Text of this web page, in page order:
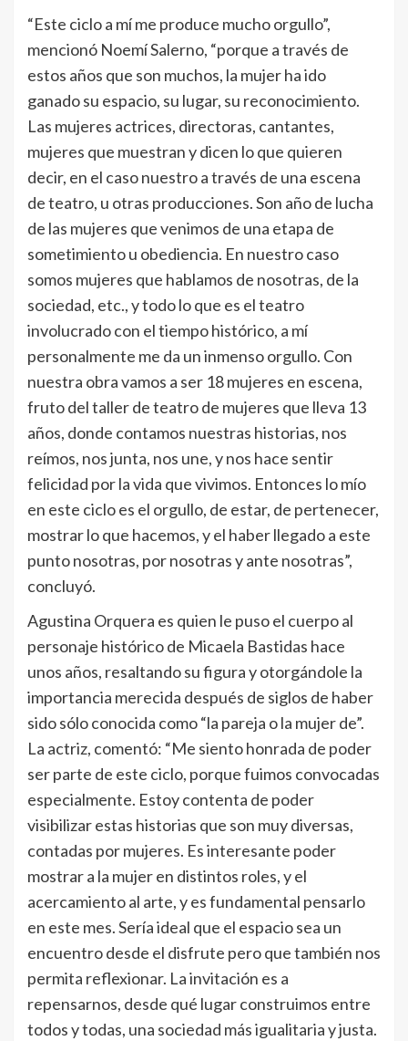
“Este ciclo a mí me produce mucho orgullo”,
mencionó Noemí Salerno, “porque a través de
estos años que son muchos, la mujer ha ido
ganado su espacio, su lugar, su reconocimiento.
Las mujeres actrices, directoras, cantantes,
mujeres que muestran y dicen lo que quieren
decir, en el caso nuestro a través de una escena
de teatro, u otras producciones. Son año de lucha
de las mujeres que venimos de una etapa de
sometimiento u obediencia. En nuestro caso
somos mujeres que hablamos de nosotras, de la
sociedad, etc., y todo lo que es el teatro
involucrado con el tiempo histórico, a mí
personalmente me da un inmenso orgullo. Con
nuestra obra vamos a ser 18 mujeres en escena,
fruto del taller de teatro de mujeres que lleva 13
años, donde contamos nuestras historias, nos
reímos, nos junta, nos une, y nos hace sentir
felicidad por la vida que vivimos. Entonces lo mío
en este ciclo es el orgullo, de estar, de pertenecer,
mostrar lo que hacemos, y el haber llegado a este
punto nosotras, por nosotras y ante nosotras”,
concluyó.
Agustina Orquera es quien le puso el cuerpo al
personaje histórico de Micaela Bastidas hace
unos años, resaltando su figura y otorgándole la
importancia merecida después de siglos de haber
sido sólo conocida como “la pareja o la mujer de”.
La actriz, comentó: “Me siento honrada de poder
ser parte de este ciclo, porque fuimos convocadas
especialmente. Estoy contenta de poder
visibilizar estas historias que son muy diversas,
contadas por mujeres. Es interesante poder
mostrar a la mujer en distintos roles, y el
acercamiento al arte, y es fundamental pensarlo
en este mes. Sería ideal que el espacio sea un
encuentro desde el disfrute pero que también nos
permita reflexionar. La invitación es a
repensarnos, desde qué lugar construimos entre
todos y todas, una sociedad más igualitaria y justa.